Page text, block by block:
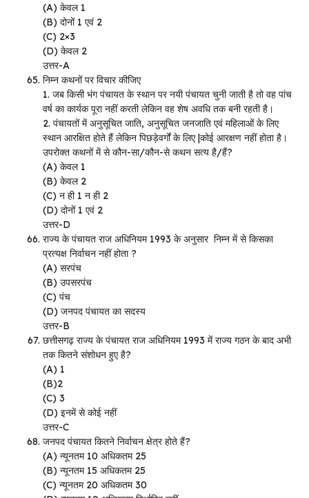
(A) केवल 1
(B) दोनों 1 एवं 2
(C) 2×3
(D) केवल 2
उत्तर-A
निम्न कथनों पर विचार कीजिए
1. जब किसी भंग पंचायत के स्थान पर नयी पंचायत चुनी जाती है तो वह पांच
वर्ष का कार्यक पूरा नहीं करती लेकिन वह शेष अवधि तक बनी रहती है।
2. पंचायतों में अनुसूचित जाति, अनुसूचित जनजाति एवं महिलाओं के लिए
स्थान आरक्षित होते हैं लेकिन पिछड़ेवर्गों के लिए |कोई आरक्षण नहीं होता है।
उपरोक्त कथनों में से कौन-सा/कौन-से कथन सत्य है/हैं?
(A) केवल 1
(B) केवल 2
(C) न ही 1 न ही 2
(D) दोनों 1 एवं 2
उत्तर-D
राज्य के पंचायत राज अधिनियम 1993 के अनुसार निम्न में से किसका
प्रत्यक्ष निर्वाचन नहीं होता ?
(A) सरपंच
(B) उपसरपंच
(C) पंच
(D) जनपद पंचायत का सदस्य
उत्तर-B
छत्तीसगढ़ राज्य के पंचायत राज अधिनियम 1993 में राज्य गठन के बाद अभी
तक कितने संशोधन हुए है?
(A) 1
(B)2
(C) 3
(D) इनमें से कोई नहीं
उत्तर-C
जनपद पंचायत कितने निर्वाचन क्षेत्र होते हैं?
(A) न्यूनतम 10 अधिकतम 25
(B) न्यूनतम 15 अधिकतम 25
(C) न्यूनतम 20 अधिकतम 30